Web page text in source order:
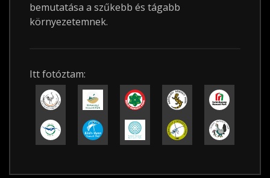
bemutatása a szűkebb és tágabb
környezetemnek.
Itt fotóztam: